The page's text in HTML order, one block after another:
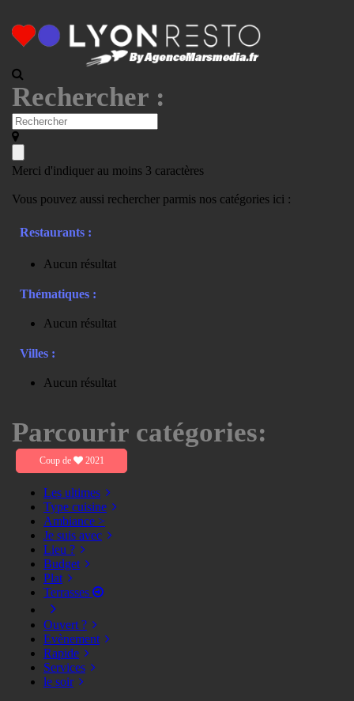
Rechercher :
Merci d'indiquer au moins 3 caractères
Vous pouvez aussi rechercher parmis nos catégories ici :
Restaurants :
Aucun résultat
Thématiques :
Aucun résultat
Villes :
Aucun résultat
Parcourir catégories:
Coup de 2021
Les ultimes
Type cuisine
Ambiance >
Je suis avec
Lieu ?
Budget
Plat
Terrasses
Ouvert ?
Evènement
Rapide
Services
le soir